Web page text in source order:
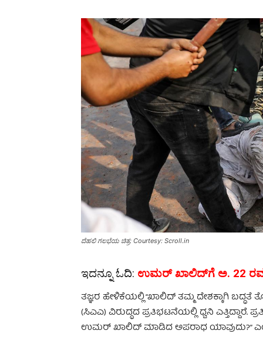
ದೆಹಲಿ ಗಲಭೆಯ ಚಿತ್ರ: Courtesy: Scroll.in
ಇದನ್ನೂ ಓದಿ: ಉಮರ್ ಖಾಲಿದ್‌ಗೆ ಅ. 22
ತಜ್ಞರ ಹೇಳಿಕೆಯಲ್ಲಿ “ಖಾಲಿದ್ ತಮ್ಮ ದೇಶಕ್ಕಾಗಿ ಬದ್ಧತೆ
(ಸಿಎಎ) ವಿರುದ್ಧದ ಪ್ರತಿಭಟನೆಯಲ್ಲಿ ಧ್ವನಿ ಎತ್ತಿದ್ದಾರೆ.
ಉಮರ್ ಖಾಲಿದ್ ಮಾಡಿದ ಅಪರಾಧ ಯಾವುದು?”